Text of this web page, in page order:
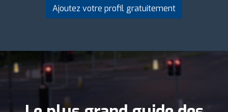
Ajoutez votre profil gratuitement